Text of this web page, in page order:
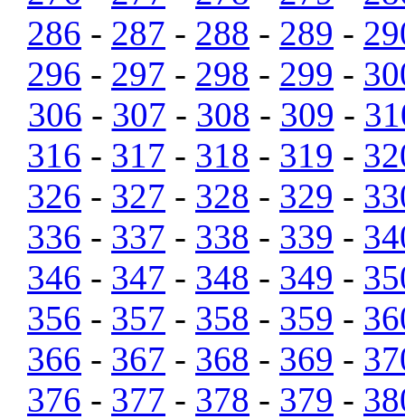
286 - 287 - 288 - 289 -
296 - 297 - 298 - 299 -
306 - 307 - 308 - 309 -
316 - 317 - 318 - 319 -
326 - 327 - 328 - 329 -
336 - 337 - 338 - 339 -
346 - 347 - 348 - 349 -
356 - 357 - 358 - 359 -
366 - 367 - 368 - 369 -
376 - 377 - 378 - 379 -